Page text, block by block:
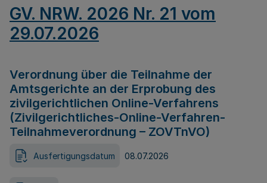
GV. NRW. 2026 Nr. 21 vom
29.07.2026
Verordnung über die Teilnahme der
Amtsgerichte an der Erprobung des
zivilgerichtlichen Online-Verfahrens
(Zivilgerichtliches-Online-Verfahren-
Teilnahmeverordnung – ZOVTnVO)
Ausfertigungsdatum 08.07.2026